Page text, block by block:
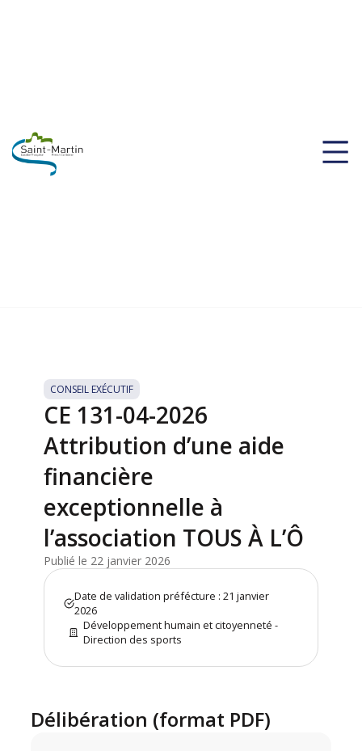
CONSEIL EXÉCUTIF
CE 131-04-2026
Attribution d’une aide
financière
exceptionnelle à
l’association TOUS À L’Ô
Publié le 22 janvier 2026
Date de validation préfécture : 21 janvier
2026
Développement humain et citoyenneté -
Direction des sports
Délibération (format PDF)